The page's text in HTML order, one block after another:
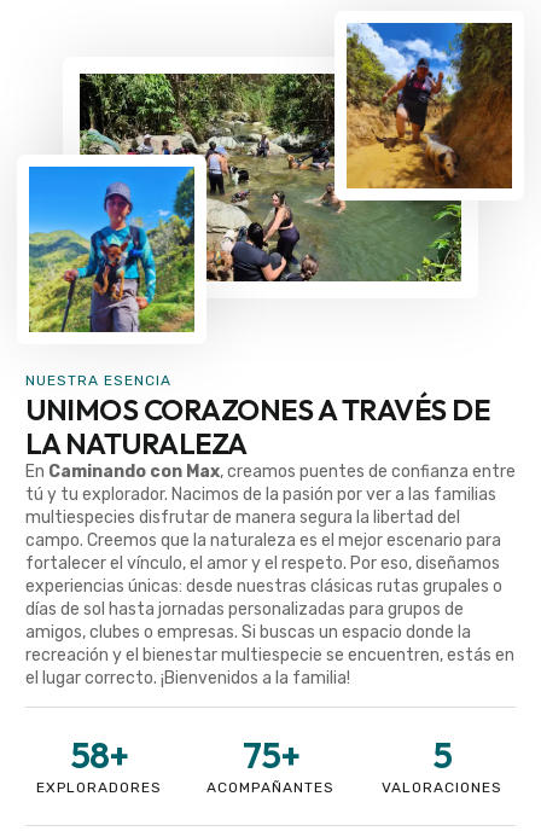
NUESTRA ESENCIA
UNIMOS CORAZONES A TRAVÉS DE
LA NATURALEZA
En Caminando con Max, creamos puentes de confianza entre
tú y tu explorador. Nacimos de la pasión por ver a las familias
multiespecies disfrutar de manera segura la libertad del
campo. Creemos que la naturaleza es el mejor escenario para
fortalecer el vínculo, el amor y el respeto. Por eso, diseñamos
experiencias únicas: desde nuestras clásicas rutas grupales o
días de sol hasta jornadas personalizadas para grupos de
amigos, clubes o empresas. Si buscas un espacio donde la
recreación y el bienestar multiespecie se encuentren, estás en
el lugar correcto. ¡Bienvenidos a la familia!
EXPLORADORES
58+
ACOMPAÑANTES
75+
VALORACIONES
5